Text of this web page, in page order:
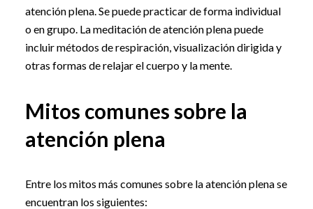
atención plena. Se puede practicar de forma individual
o en grupo. La meditación de atención plena puede
incluir métodos de respiración, visualización dirigida y
otras formas de relajar el cuerpo y la mente.
Mitos comunes sobre la
atención plena
Entre los mitos más comunes sobre la atención plena se
encuentran los siguientes: